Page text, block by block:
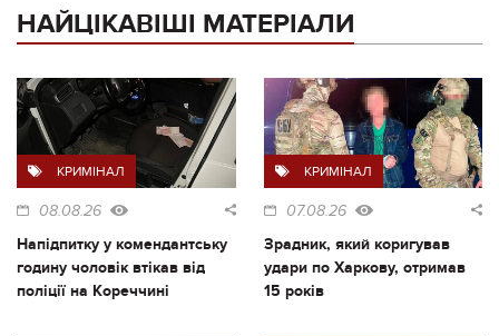
НАЙЦІКАВІШІ МАТЕРІАЛИ
КРИМІНАЛ
08.08.26
Напідпитку у комендантську
годину чоловік втікав від
поліції на Кореччині
КРИМІНАЛ
07.08.26
Зрадник, який коригував
удари по Харкову, отримав
15 років